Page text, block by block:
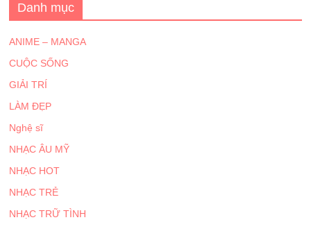
Danh mục
ANIME – MANGA
CUỘC SỐNG
GIẢI TRÍ
LÀM ĐẸP
Nghệ sĩ
NHẠC ÂU MỸ
NHẠC HOT
NHẠC TRẺ
NHẠC TRỮ TÌNH